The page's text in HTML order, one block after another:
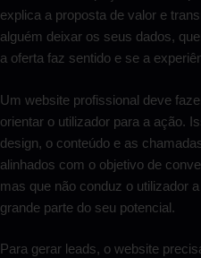
explica a proposta de valor e
alguém deixar os seus dados,
a oferta faz sentido e se a
Um website profissional deve
orientar o utilizador para a ação.
design, o conteúdo e as
alinhados com o objetivo de
mas que não conduz o utilizador
grande parte do seu potencial.
Para gerar leads, o website